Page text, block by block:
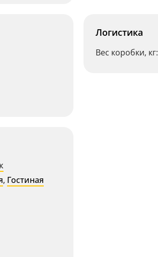
Логистика
Вес коробки, кг:
, Гостиная